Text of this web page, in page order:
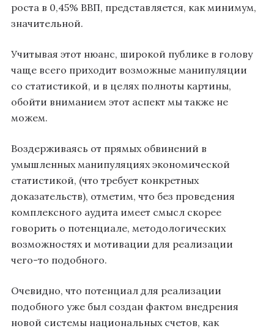
роста в 0,45% ВВП, представляется, как минимум,
значительной.
Учитывая этот нюанс, широкой публике в голову
чаще всего приходит возможные манипуляции
со статистикой, и в целях полноты картины,
обойти вниманием этот аспект мы также не
можем.
Воздерживаясь от прямых обвинений в
умышленных манипуляциях экономической
статистикой, (что требует конкретных
доказательств), отметим, что без проведения
комплексного аудита имеет смысл скорее
говорить о потенциале, методологических
возможностях и мотивации для реализации
чего-то подобного.
Очевидно, что потенциал для реализации
подобного уже был создан фактом внедрения
новой системы национальных счетов, как